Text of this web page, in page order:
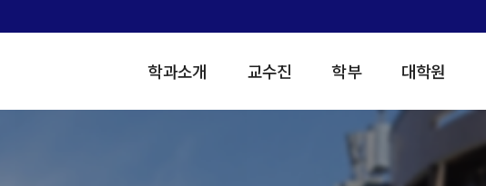
학과소개 교수진 학부 대학원